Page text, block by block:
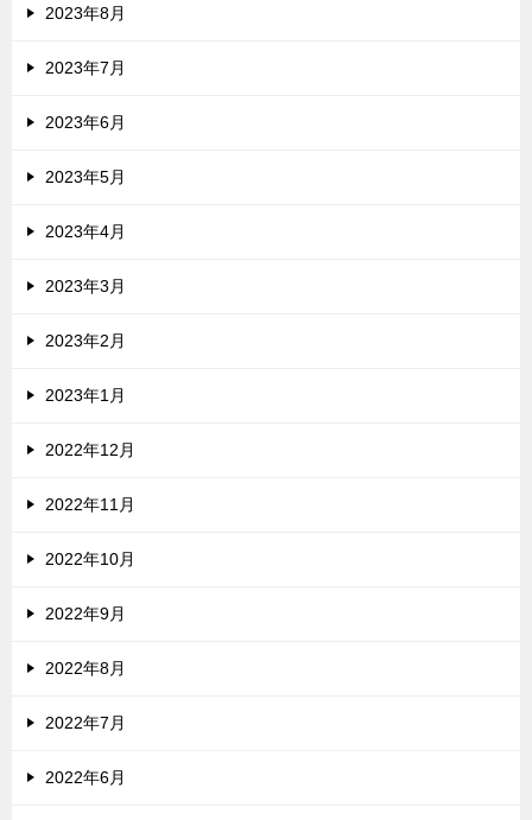
2023年8月
2023年7月
2023年6月
2023年5月
2023年4月
2023年3月
2023年2月
2023年1月
2022年12月
2022年11月
2022年10月
2022年9月
2022年8月
2022年7月
2022年6月